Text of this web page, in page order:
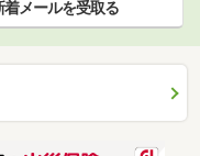
着メールを受取る